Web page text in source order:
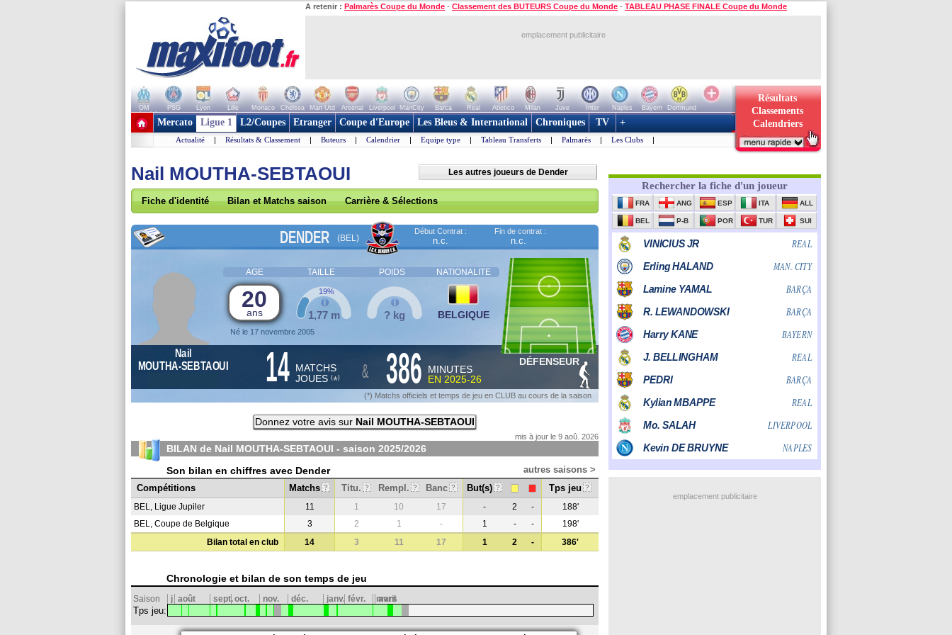
A retenir : Palmarès Coupe du Monde - Classement des BUTEURS Coupe du Monde - TABLEAU PHASE FINALE Coupe du Monde
emplacement publicitaire
OM PSG Lyon Lille Monaco Chelsea Man Utd Arsenal Liverpool ManCity Barca Real Atletico Milan Juve Inter Naples Bayern
Dortmund
+ de clubs
Résultats
Classements
Calendriers
Mercato Ligue 1 L2/Coupes Etranger Coupe d'Europe Les Bleus & International Chroniques TV +
Actualité | Résultats & Classement | Buteurs | Calendrier | Equipe type | Tableau Transferts | Palmarès | Les Clubs |
Nail MOUTHA-SEBTAOUI Les autres joueurs de Dender
Fiche d'identité Bilan et Matchs saison Carrière & Sélections
DENDER (BEL)
Début Contrat :
n.c.
Fin de contrat :
n.c.
AGE TAILLE POIDS NATIONALITE
20
ans
Né le 17 novembre 2005
1,77 m
19%
? kg BELGIQUE
Nail
MOUTHA-SEBTAOUI
14 MATCHS
JOUES (*) & 386
MINUTES
EN 2025-26
DÉFENSEUR
(*) Matchs officiels et temps de jeu en CLUB au cours de la saison
Donnez votre avis sur Nail MOUTHA-SEBTAOUI
mis à jour le 9 aoû. 2026
BILAN de Nail MOUTHA-SEBTAOUI - saison 2025/2026
Son bilan en chiffres avec Dender
autres saisons >
Compétitions
Matchs ? Titu. ? Rempl. ? Banc ? But(s) ? Tps jeu ?
BEL, Ligue Jupiler 11 1 10 17 - 2 -
188'
BEL, Coupe de Belgique
3 2 1 - 1 - -
198'
Bilan total en club
14 3 11 17 1 2 - 386'
Chronologie et bilan de son temps de jeu
Saison j août sept.oct. nov. déc. janv. févr. mars
avril
Tps jeu:
emplacement publicitaire